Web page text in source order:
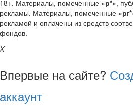
18+. Материалы, помеченные «р*»,
рекламы. Материалы, помеченные «рr*
рекламой и оплачены из средств
фондов.
X
Впервые на сайте?
аккаунт